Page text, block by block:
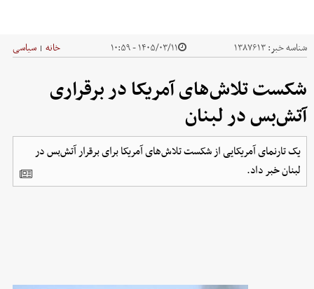
شناسه خبر:۱۳۸۷۶۱۳ ۱۴۰۵/۰۳/۱۱ - ۱۰:۵۹ خانه | سیاسی
شکست تلاش‌های آمریکا در برقراری
آتش‌بس در لبنان
یک تارنمای آمریکایی از شکست تلاش‌های آمریکا برای برقرار آتش‌بس در
لبنان خبر داد.